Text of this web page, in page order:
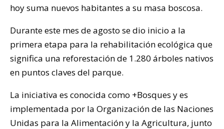
hoy suma nuevos habitantes a su masa boscosa.
Durante este mes de agosto se dio inicio a la
primera etapa para la rehabilitación ecológica que
significa una reforestación de 1.280 árboles nativos
en puntos claves del parque.
La iniciativa es conocida como +Bosques y es
implementada por la Organización de las Naciones
Unidas para la Alimentación y la Agricultura, junto